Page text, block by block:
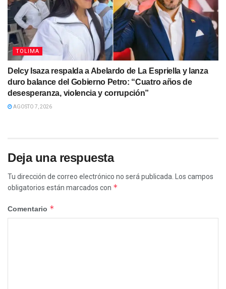
TOLIMA
Delcy Isaza respalda a Abelardo de La Espriella y lanza
duro balance del Gobierno Petro: “Cuatro años de
desesperanza, violencia y corrupción”
AGOSTO 7, 2026
Deja una respuesta
Tu dirección de correo electrónico no será publicada.
Los campos
obligatorios están marcados con *
Comentario *